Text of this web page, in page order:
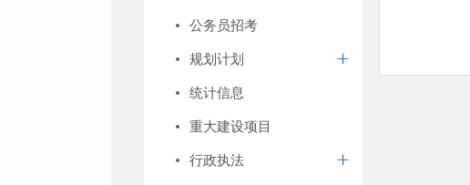
公务员招考
规划计划
统计信息
重大建设项目
行政执法